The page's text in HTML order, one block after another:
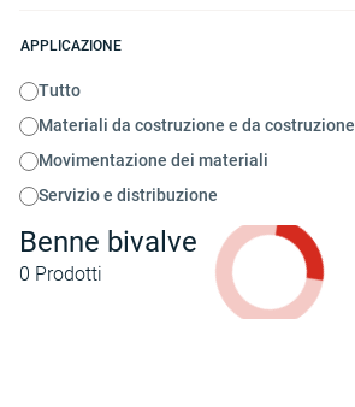
APPLICAZIONE
Tutto
Materiali da costruzione e da costruzione
Movimentazione dei materiali
Servizio e distribuzione
Benne bivalve
0 Prodotti